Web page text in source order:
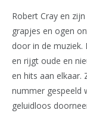
Robert Cray en
grapjes en ogen
door in de
en rijgt oude en
en hits aan elkaar.
nummer gespeeld
geluidloos